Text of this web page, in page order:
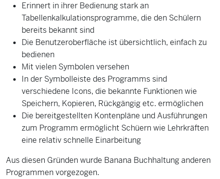
Erinnert in ihrer Bedienung stark an
Tabellenkalkulationsprogramme, die den Schülern
bereits bekannt sind
Die Benutzeroberfläche ist übersichtlich, einfach zu
bedienen
Mit vielen Symbolen versehen
In der Symbolleiste des Programms sind
verschiedene Icons, die bekannte Funktionen wie
Speichern, Kopieren, Rückgängig etc. ermöglichen
Die bereitgestellten Kontenpläne und Ausführungen
zum Programm ermöglicht Schüern wie Lehrkräften
eine relativ schnelle Einarbeitung
Aus diesen Gründen wurde Banana Buchhaltung anderen
Programmen vorgezogen.